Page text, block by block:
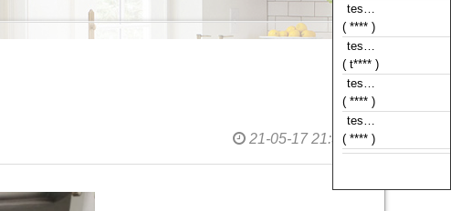
21-05-17 21:38
tes…
( **** )
tes…
( t**** )
tes…
( **** )
tes…
( **** )
tes…